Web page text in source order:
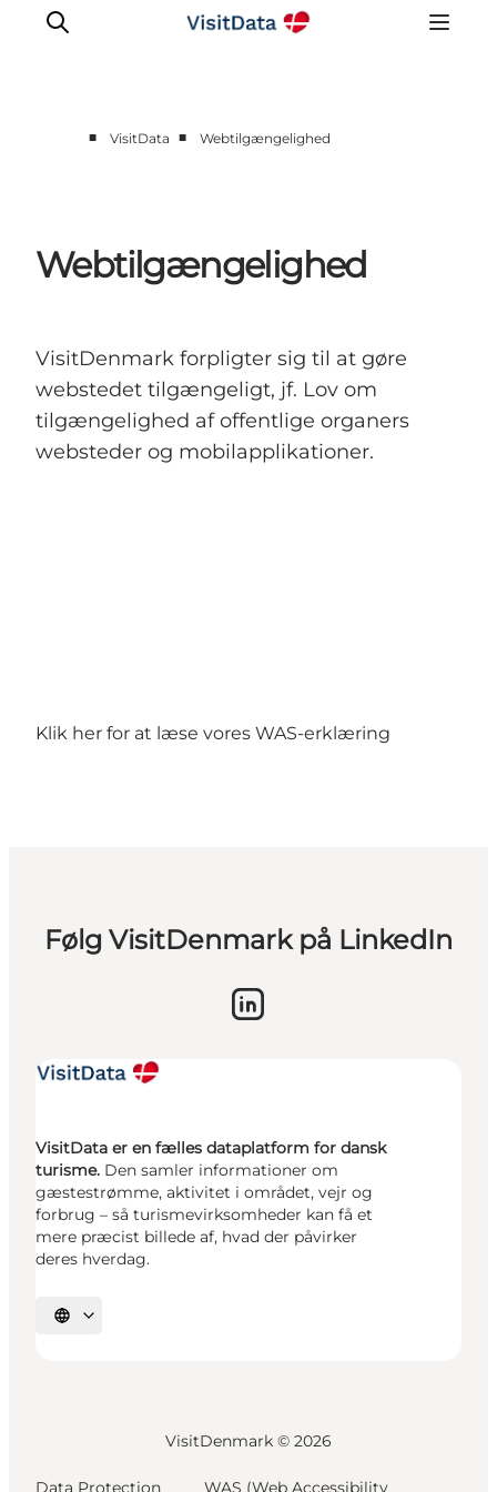
Kom på VisitData
Få mere ud af VisitData
■ VisitData ■ Webtilgængelighed
Webtilgængelighed
VisitDenmark forpligter sig til at gøre
webstedet tilgængeligt, jf. Lov om
tilgængelighed af offentlige organers
websteder og mobilapplikationer.
Klik her for at læse vores WAS-erklæring
Følg VisitDenmark på LinkedIn
VisitData er en fælles dataplatform for dansk
turisme. Den samler informationer om
gæstestrømme, aktivitet i området, vejr og
forbrug – så turismevirksomheder kan få et
mere præcist billede af, hvad der påvirker
deres hverdag.
Vælg sprog
VisitDenmark © 2026
Data Protection WAS (Web Accessibility